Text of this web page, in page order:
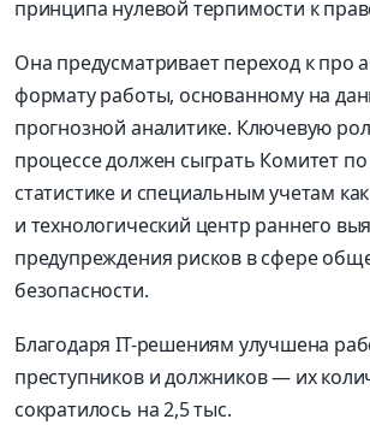
принципа нулевой терпимости к
Она предусматривает переход к про
формату работы, основанному на
прогнозной аналитике. Ключевую
процессе должен сыграть Комитет
статистике и специальным учетам
и технологический центр раннего
предупреждения рисков в сфере
безопасности.
Благодаря IT-решениям улучшена
преступников и должников — их
сократилось на 2,5 тыс.